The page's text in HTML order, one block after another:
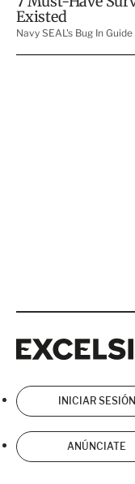
INICIAR SESIÓN
ANÚNCIATE